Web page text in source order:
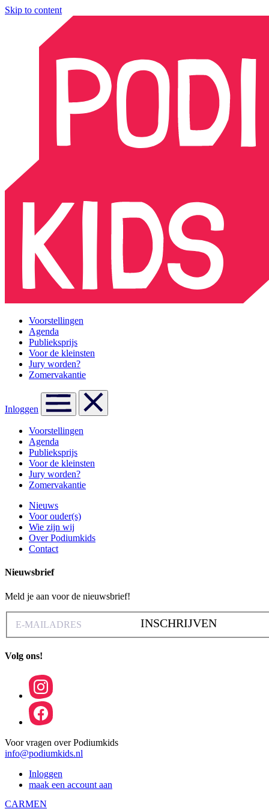
Skip to content
Voorstellingen
Agenda
Publieksprijs
Voor de kleinsten
Jury worden?
Zomervakantie
Inloggen
Voorstellingen
Agenda
Publieksprijs
Voor de kleinsten
Jury worden?
Zomervakantie
Nieuws
Voor ouder(s)
Wie zijn wij
Over Podiumkids
Contact
Nieuwsbrief
Meld je aan voor de nieuwsbrief!
INSCHRIJVEN
Volg ons!
Voor vragen over Podiumkids
info@podiumkids.nl
Inloggen
maak een account aan
CARMEN